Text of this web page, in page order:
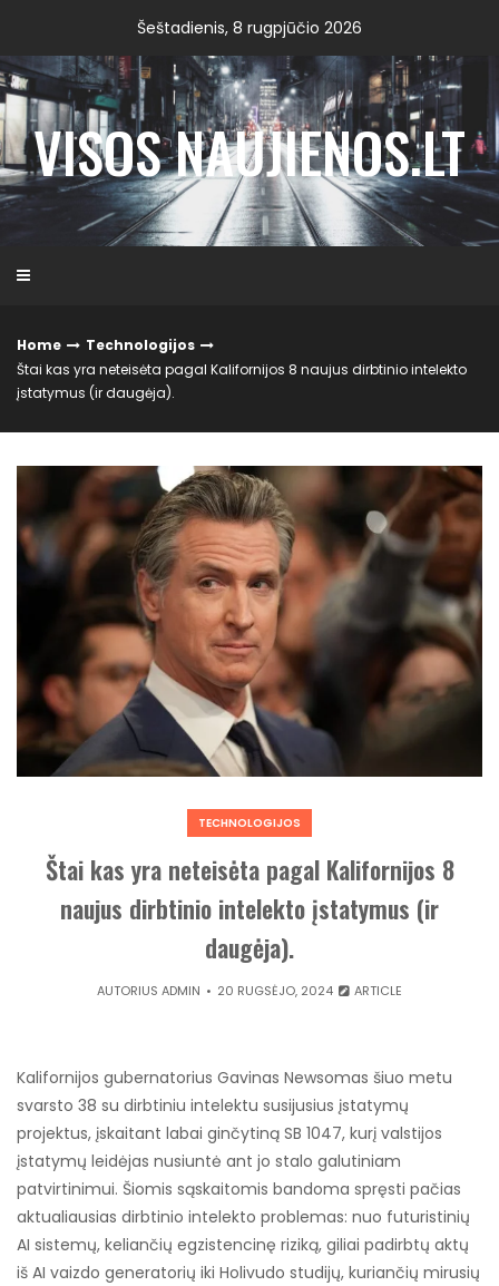
content
Šeštadienis, 8 rugpjūčio 2026
VISOS NAUJIENOS.LT
Home
Technologijos
Štai kas yra neteisėta pagal Kalifornijos 8 naujus dirbtinio intelekto
įstatymus (ir daugėja).
TECHNOLOGIJOS
Štai kas yra neteisėta pagal Kalifornijos 8
naujus dirbtinio intelekto įstatymus (ir
daugėja).
AUTORIUS ADMIN 20 RUGSĖJO, 2024 ARTICLE
Kalifornijos gubernatorius Gavinas Newsomas šiuo metu
svarsto 38 su dirbtiniu intelektu susijusius įstatymų
projektus, įskaitant labai ginčytiną SB 1047, kurį valstijos
įstatymų leidėjas nusiuntė ant jo stalo galutiniam
patvirtinimui. Šiomis sąskaitomis bandoma spręsti pačias
aktualiausias dirbtinio intelekto problemas: nuo futuristinių
AI sistemų, keliančių egzistencinę riziką, giliai padirbtų aktų
iš AI vaizdo generatorių iki Holivudo studijų, kuriančių mirusių